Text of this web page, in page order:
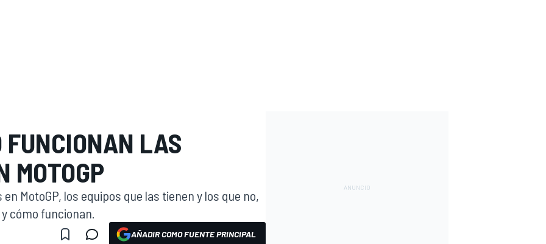
FUNCIONAN LAS
MOTOGP
MotoGP, los equipos que las tienen y los que no,
cómo funcionan.
AÑADIR COMO FUENTE PRINCIPAL